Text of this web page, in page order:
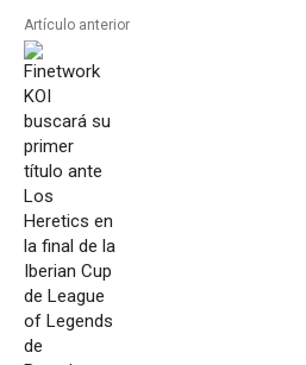
Artículo anterior